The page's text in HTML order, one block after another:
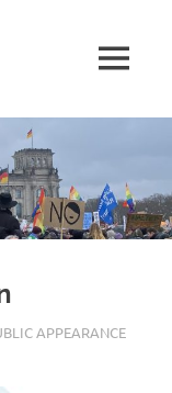
MENU
APPEARANCE